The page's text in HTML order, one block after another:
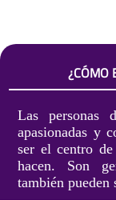
¿CÓMO
Las personas
apasionadas y
ser el centro
hacen. Son
también pueden